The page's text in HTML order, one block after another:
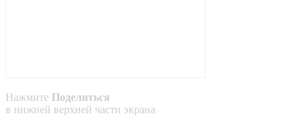
Нажмите Поделиться
в нижней верхней части экрана